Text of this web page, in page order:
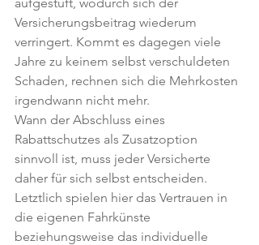
Versicherungsbeitrag wiederum
verringert. Kommt es dagegen viele
Jahre zu keinem selbst verschuldeten
Schaden, rechnen sich die Mehrkosten
irgendwann nicht mehr.
Wann der Abschluss eines
Rabattschutzes als Zusatzoption
sinnvoll ist, muss jeder Versicherte
daher für sich selbst entscheiden.
Letztlich spielen hier das Vertrauen in
die eigenen Fahrkünste
beziehungsweise das individuelle